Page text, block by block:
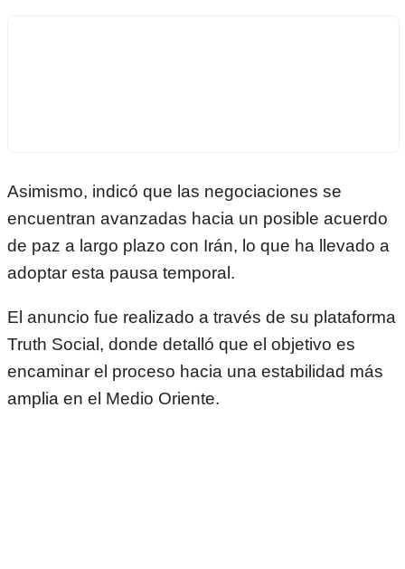
Asimismo, indicó que las negociaciones se
encuentran avanzadas hacia un posible acuerdo
de paz a largo plazo con Irán, lo que ha llevado a
adoptar esta pausa temporal.
El anuncio fue realizado a través de su plataforma
Truth Social, donde detalló que el objetivo es
encaminar el proceso hacia una estabilidad más
amplia en el Medio Oriente.